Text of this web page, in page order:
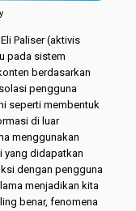
Paliser (aktivis
pada sistem
berdasarkan
pengguna
seperti membentuk
di luar
menggunakan
yang didapatkan
dengan pengguna
menjadikan kita
benar, fenomena